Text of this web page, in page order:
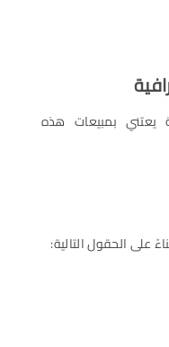
يعتني بمبيعات هذه
على الحقول التالية: